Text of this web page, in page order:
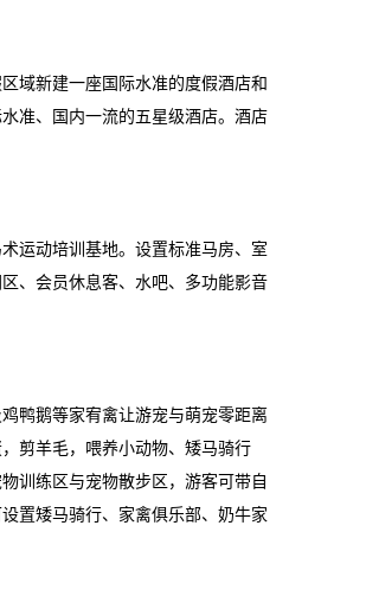
域新建一座国际水准的度假酒店和
准、国内一流的五星级酒店。酒店
运动培训基地。设置标准马房、室
、会员休息客、水吧、多功能影音
鸭鹅等家宥禽让游宠与萌宠零距离
剪羊毛，喂养小动物、矮马骑行
训练区与宠物散步区，游客可带自
置矮马骑行、家禽俱乐部、奶牛家